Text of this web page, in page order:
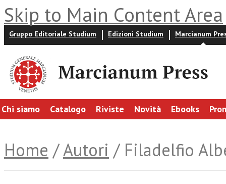
Skip to Main Content Area
Gruppo Editoriale Studium Edizioni Studium Marcianum
Chi siamo Catalogo Riviste Novità Ebooks
Home /Autori / Filadelfio